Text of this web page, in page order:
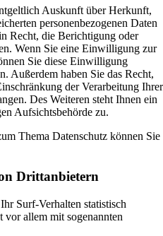
Auskunft über Herkunft,
personenbezogenen Daten
Recht, die Berichtigung oder
Wenn Sie eine Einwilligung zur
Sie diese Einwilligung
Außerdem haben Sie das Recht,
der Verarbeitung Ihrer
Des Weiteren steht Ihnen ein
Aufsichtsbehörde zu.
Thema Datenschutz können Sie
Dritt­anbietern
Surf-Verhalten statistisch
vor allem mit sogenannten